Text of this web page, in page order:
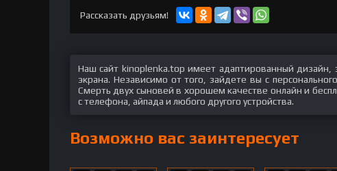
Рассказать друзьям!
Наш сайт kinoplenka.top имеет адаптированный дизайн,
экрана. Независимо от того, зайдете вы с
Смерть двух сыновей в хорошем качестве онлайн и
с телефона, айпада и любого другого устройства.
Возможно вас заинтересует